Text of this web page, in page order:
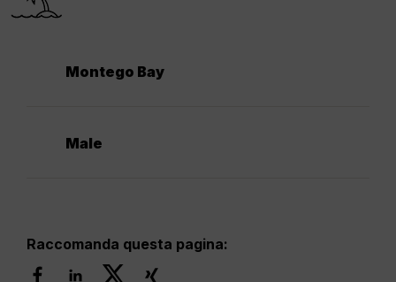
Montego Bay
Male
Raccomanda questa pagina: